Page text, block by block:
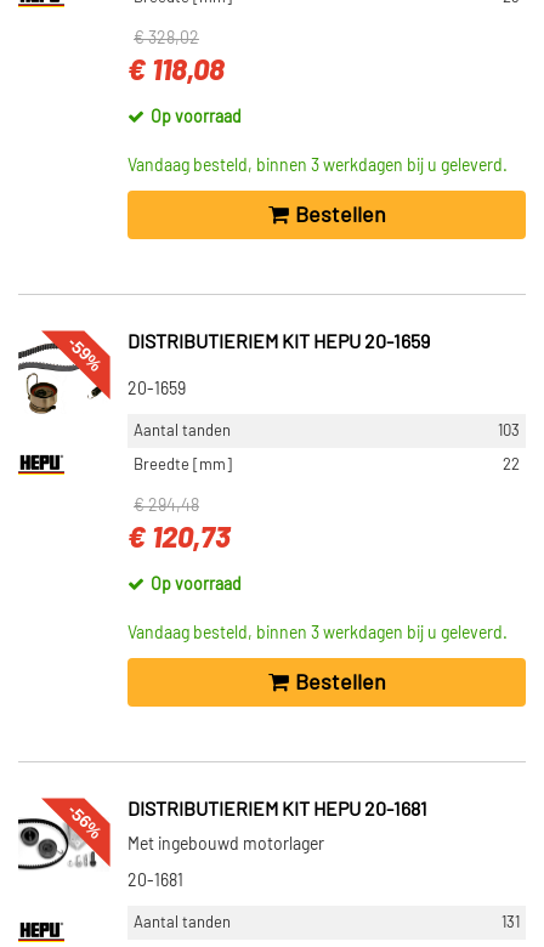
€ 328,02
€ 118,08
Op voorraad
Vandaag besteld, binnen 3 werkdagen bij u geleverd.
Bestellen
-59% DISTRIBUTIERIEM KIT HEPU 20-1659
20-1659
Aantal tanden
103
Breedte [mm]
22
€ 294,48
€ 120,73
Op voorraad
Vandaag besteld, binnen 3 werkdagen bij u geleverd.
Bestellen
-56% DISTRIBUTIERIEM KIT HEPU 20-1681
Met ingebouwd motorlager
20-1681
Aantal tanden
131